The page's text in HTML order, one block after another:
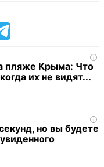
i
пляже Крыма: Что
их не видят...
i
но вы будете